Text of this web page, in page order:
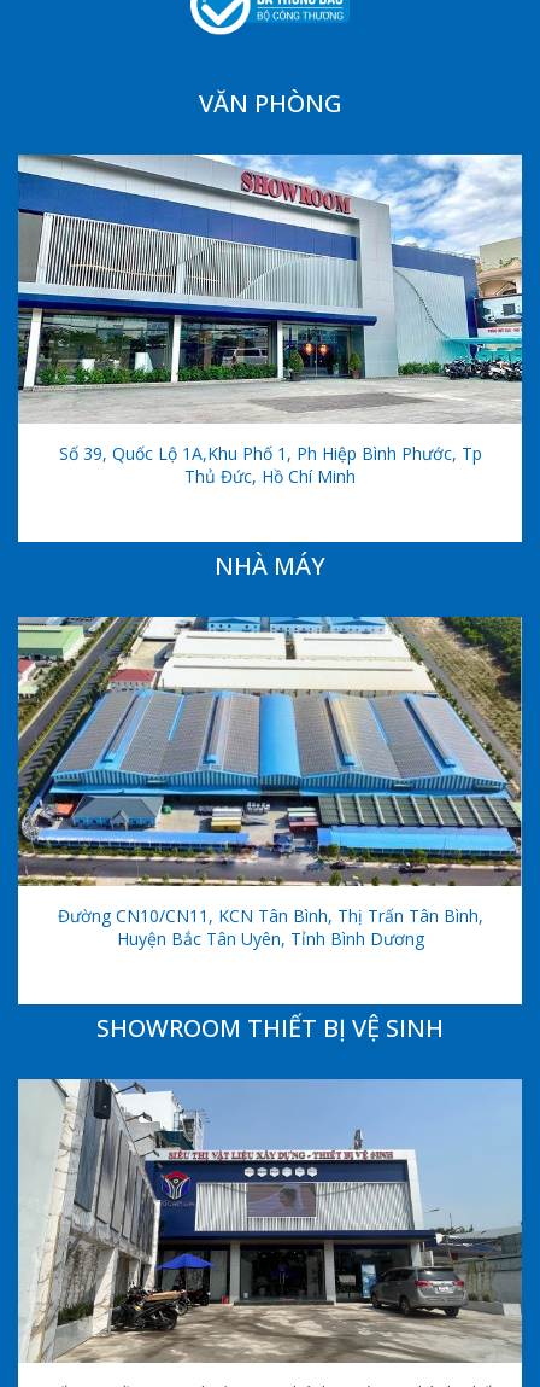
VĂN PHÒNG
Số 39, Quốc Lộ 1A,khu Phố 1, Ph Hiệp Bình Phước, Tp
Thủ Đức, Hồ Chí Minh
NHÀ MÁY
Đường CN10/CN11, KCN Tân Bình, Thị Trấn Tân Bình,
Huyện Bắc Tân Uyên, Tỉnh Bình Dương
SHOWROOM THIẾT BỊ VỆ SINH